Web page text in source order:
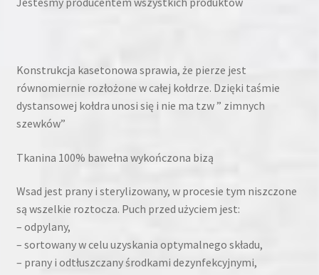
Konstrukcja kasetonowa sprawia, że pierze jest
równomiernie rozłożone w całej kołdrze. Dzięki taśmie
dystansowej kołdra unosi się i nie ma tzw ” zimnych
szewków”
Tkanina 100% bawełna wykończona bizą
Wsad jest prany i sterylizowany, w procesie tym niszczone
są wszelkie roztocza. Puch przed użyciem jest:
– odpylany,
– sortowany w celu uzyskania optymalnego składu,
– prany i odtłuszczany środkami dezynfekcyjnymi,